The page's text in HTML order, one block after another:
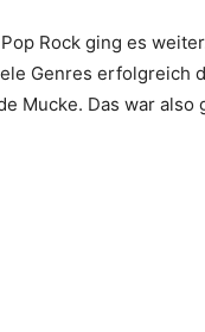
Rock ging es
Genres erfolgreich
Mucke. Das war also